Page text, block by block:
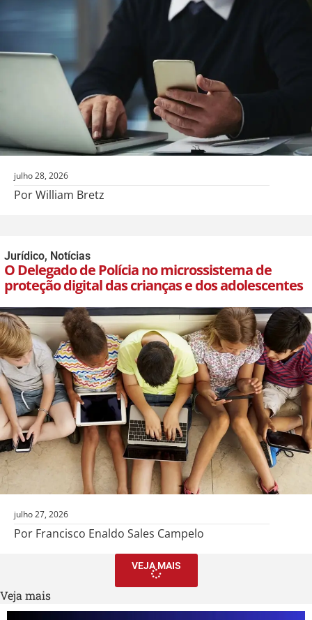
julho 28, 2026
Por William Bretz
Jurídico, Notícias
O Delegado de Polícia no microssistema de
proteção digital das crianças e dos adolescentes
julho 27, 2026
Por Francisco Enaldo Sales Campelo
VEJA MAIS
Veja mais